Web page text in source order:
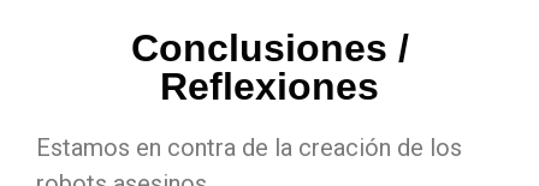
Conclusiones /
Reflexiones
Estamos en contra de la creación de los